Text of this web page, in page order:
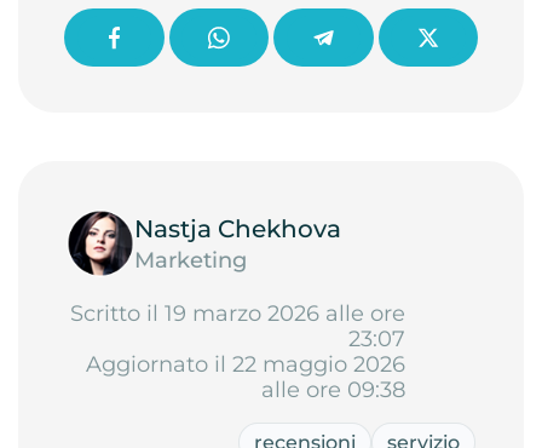
Nastja Chekhova
Marketing
Scritto il 19 marzo 2026 alle ore
23:07
Aggiornato il 22 maggio 2026
alle ore 09:38
recensioni
servizio